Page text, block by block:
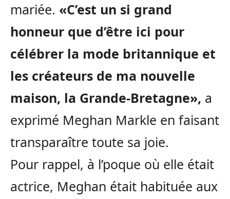
mariée. «C’est un si grand
honneur que d’être ici pour
célébrer la mode britannique et
les créateurs de ma nouvelle
maison, la Grande-Bretagne», a
exprimé Meghan Markle en faisant
transparaître toute sa joie.
Pour rappel, à l’poque où elle était
actrice, Meghan était habituée aux